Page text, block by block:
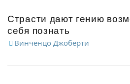
Страсти дают гению
себя познать
Винченцо Джоберти